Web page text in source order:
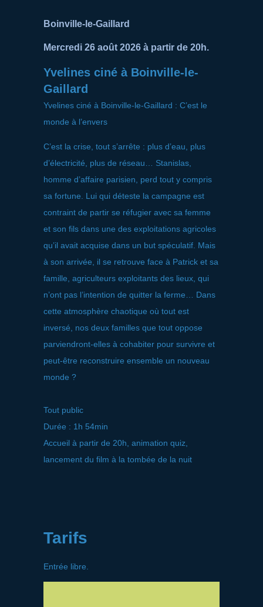
Boinville-le-Gaillard
Mercredi 26 août 2026 à partir de 20h.
Yvelines ciné à Boinville-le-
Gaillard
Yvelines ciné à Boinville-le-Gaillard : C’est le
monde à l’envers
C’est la crise, tout s’arrête : plus d’eau, plus
d’électricité, plus de réseau… Stanislas,
homme d’affaire parisien, perd tout y compris
sa fortune. Lui qui déteste la campagne est
contraint de partir se réfugier avec sa femme
et son fils dans une des exploitations agricoles
qu’il avait acquise dans un but spéculatif. Mais
à son arrivée, il se retrouve face à Patrick et sa
famille, agriculteurs exploitants des lieux, qui
n’ont pas l’intention de quitter la ferme… Dans
cette atmosphère chaotique où tout est
inversé, nos deux familles que tout oppose
parviendront-elles à cohabiter pour survivre et
peut-être reconstruire ensemble un nouveau
monde ?
Tout public
Durée : 1h 54min
Accueil à partir de 20h, animation quiz,
lancement du film à la tombée de la nuit
Tarifs
Entrée libre.